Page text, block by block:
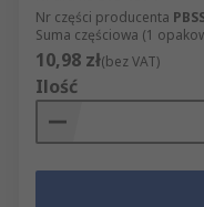
Nr części producenta
Suma częściowa (1
10,98 zł(bez VAT)
Ilość